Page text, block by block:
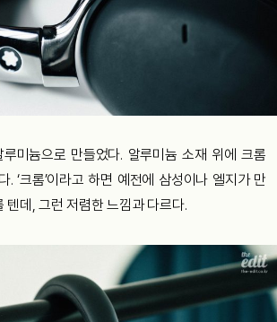
미늄으로 만들었다. 알루미늄 소재 위에 크롬
. ‘크롬’이라고 하면 예전에 삼성이나 엘지가 만
텐데, 그런 저렴한 느낌과 다르다.